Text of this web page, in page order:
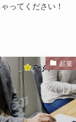
ってください！
起業